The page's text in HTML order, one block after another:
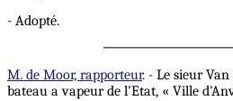
- Adopté.
M. de Moor, rapporteur. - Le sieur Van
bateau a vapeur de l'Etat, « Ville